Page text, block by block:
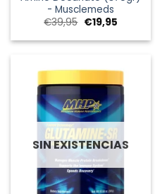
- Musclemeds
€39,95 El
precio
original
€19,95El
actual
SIN EXISTENCIAS